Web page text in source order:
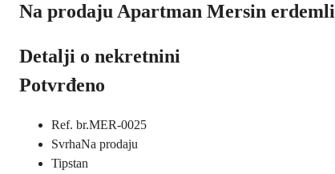
Na prodaju Apartman Mersin erdemli
Detalji o nekretnini
Potvrđeno
Ref. br.MER-0025
SvrhaNa prodaju
Tipstan